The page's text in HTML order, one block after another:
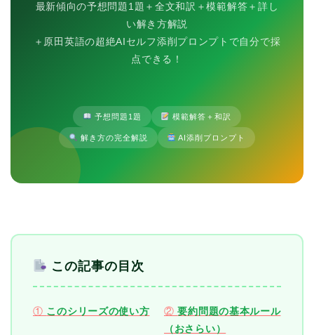
最新傾向の予想問題1題＋全文和訳＋模範解答＋詳し
い解き方解説
＋原田英語の超絶AIセルフ添削プロンプトで自分で採
点できる！
予想問題1題 模範解答＋和訳
解き方の完全解説 AI添削プロンプト
この記事の目次
① このシリーズの使い方 ②要約問題の基本ルール
（おさらい）